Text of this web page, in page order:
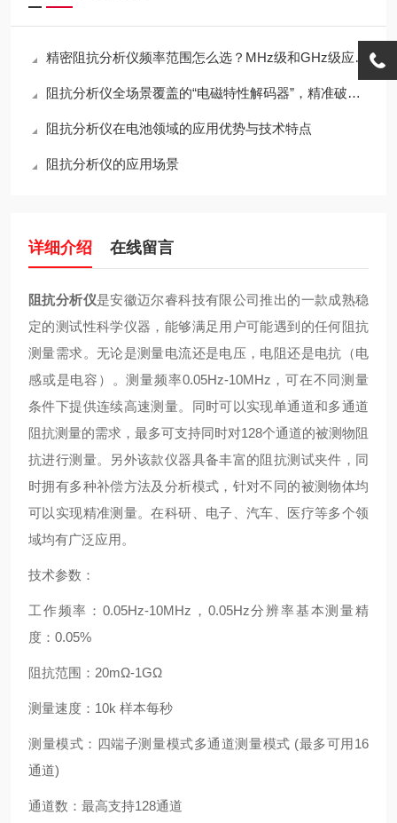
精密阻抗分析仪频率范围怎么选？MHz级和GHz级应用不同
阻抗分析仪全场景覆盖的“电磁特性解码器”，精准破解复杂测量难题
阻抗分析仪在电池领域的应用优势与技术特点
阻抗分析仪的应用场景
详细介绍 在线留言
阻抗分析仪是安徽迈尔睿科技有限公司推出的一款成熟稳
定的测试性科学仪器，能够满足用户可能遇到的任何阻抗
测量需求。无论是测量电流还是电压，电阻还是电抗（电
感或是电容）。测量频率0.05Hz-10MHz，可在不同测量
条件下提供连续高速测量。同时可以实现单通道和多通道
阻抗测量的需求，最多可支持同时对128个通道的被测物阻
抗进行测量。另外该款仪器具备丰富的阻抗测试夹件，同
时拥有多种补偿方法及分析模式，针对不同的被测物体均
可以实现精准测量。在科研、电子、汽车、医疗等多个领
域均有广泛应用。
技术参数：
工作频率：0.05Hz-10MHz，0.05Hz分辨率基本测量精
度：0.05%
阻抗范围：20mΩ-1GΩ
测量速度：10k 样本每秒
测量模式：四端子测量模式多通道测量模式 (最多可用16
通道)
通道数：最高支持128通道